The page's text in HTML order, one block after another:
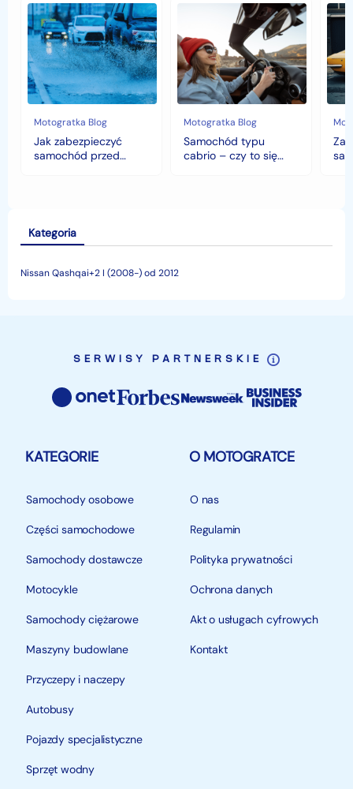
Jak
zabezpieczyć
samochód
przed
jesiennymi
chłodami
i
deszczem?
Motogratka Blog
Jak zabezpieczyć
samochód przed
Samochód
cabrio
–
czy
to
się
opłaca
w
polskim
klimacie?
Motogratka Blog
Samochód typu
cabrio – czy to się
czyli
Kategoria
Nissan Qashqai+2 I (2008-) od 2012
SERWISY PARTNERSKIE
KATEGORIE
Samochody osobowe
Części samochodowe
Samochody dostawcze
Motocykle
Samochody ciężarowe
Maszyny budowlane
Przyczepy i naczepy
Autobusy
Pojazdy specjalistyczne
Sprzęt wodny
O MOTOGRATCE
O nas
Regulamin
Polityka prywatności
Ochrona danych
Akt o usługach cyfrowych
Kontakt